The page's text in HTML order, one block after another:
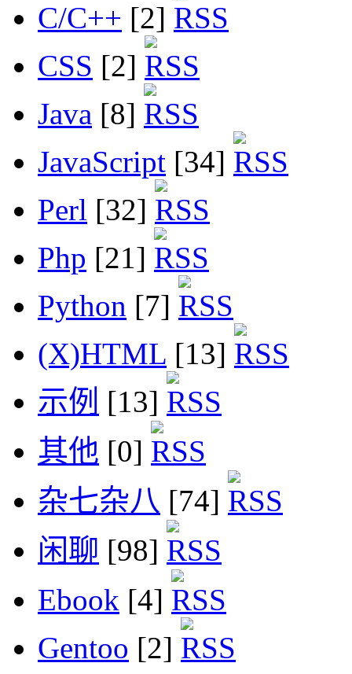
C/C++ [2]
CSS [2]
Java [8]
JavaScript [34]
Perl [32]
Php [21]
Python [7]
(X)HTML [13]
示例 [13]
其他 [0]
杂七杂八 [74]
闲聊 [98]
Ebook [4]
Gentoo [2]